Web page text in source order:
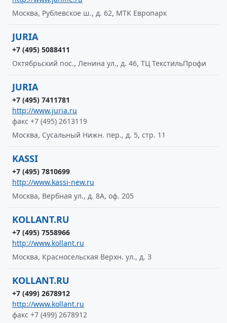
Москва, Рублевское ш., д. 62, МТК Европарк
JURIA
+7 (495) 5088411
Октябрьский пос., Ленина ул., д. 46, ТЦ ТекстильПрофи
JURIA
+7 (495) 7411781
http://www.juria.ru
факс +7 (495) 2613119
Москва, Сусальный Нижн. пер., д. 5, стр. 11
KASSI
+7 (495) 7810699
http://www.kassi-new.ru
Москва, Вербная ул., д. 8А, оф. 205
KOLLANT.RU
+7 (495) 7558966
http://www.kollant.ru
Москва, Красносельская Верхн. ул., д. 3
KOLLANT.RU
+7 (499) 2678912
http://www.kollant.ru
факс +7 (499) 2678912